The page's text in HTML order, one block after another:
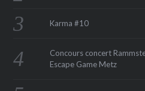
Karma #10
Concours concert
Escape Game Metz